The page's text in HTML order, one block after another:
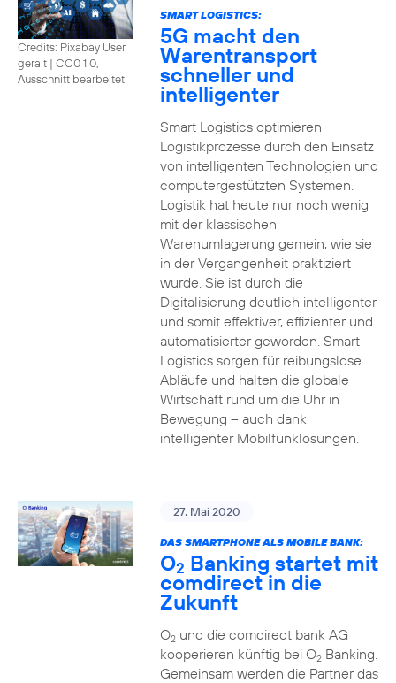
Credits: Pixabay User
geralt | CC0 1.0,
Ausschnitt bearbeitet
SMART LOGISTICS:
5G macht den
Warentransport
schneller und
intelligenter
Smart Logistics optimieren
Logistikprozesse durch den Einsatz
von intelligenten Technologien und
computergestützten Systemen.
Logistik hat heute nur noch wenig
mit der klassischen
Warenumlagerung gemein, wie sie
in der Vergangenheit praktiziert
wurde. Sie ist durch die
Digitalisierung deutlich intelligenter
und somit effektiver, effizienter und
automatisierter geworden. Smart
Logistics sorgen für reibungslose
Abläufe und halten die globale
Wirtschaft rund um die Uhr in
Bewegung – auch dank
intelligenter Mobilfunklösungen.
27. Mai 2020
DAS SMARTPHONE ALS MOBILE BANK:
O2 Banking startet mit
comdirect in die
Zukunft
O2und die comdirect bank AG
kooperieren künftig bei O2Banking.
Gemeinsam werden die Partner das